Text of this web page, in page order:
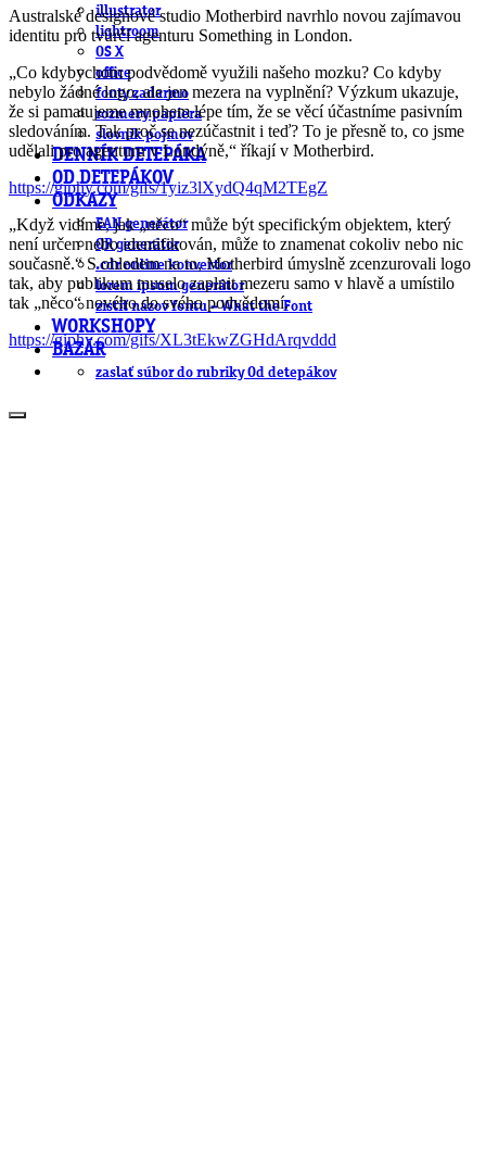
illustrator
lightroom
OS X
office
fonty zadarmo
rozmery papiera
slovník pojmov
DENNÍK DETEPÁKA
OD DETEPÁKOV
ODKAZY
EAN generátor
QR generátor
.cdr online konvertor
lorem ipsum generátor
zistiť názov fontu – What the Font
WORKSHOPY
BAZÁR
zaslať súbor do rubriky Od detepákov
Australské designové studio Motherbird navrhlo novou zajímavou
identitu pro tvůrčí agenturu Something in London.
„Co kdybychom podvědomě využili našeho mozku? Co kdyby
nebylo žádné logo, ale jen mezera na vyplnění? Výzkum ukazuje,
že si pamatujeme mnohem lépe tím, že se věcí účastníme pasivním
sledováním. Tak proč se nezúčastnit i teď? To je přesně to, co jsme
udělali pro agenturu v Londýně,“ říkají v Motherbird.
https://giphy.com/gifs/1yiz3lXydQ4qM2TEgZ
„Když vidíme, jak „něco“ může být specifickým objektem, který
není určen nebo identifikován, může to znamenat cokoliv nebo nic
současně.“ S ohledem na to, Motherbird úmyslně zcenzurovali logo
tak, aby publikum muselo zaplnit mezeru samo v hlavě a umístilo
tak „něco“ nového do svého podvědomí.
https://giphy.com/gifs/XL3tEkwZGHdArqvddd